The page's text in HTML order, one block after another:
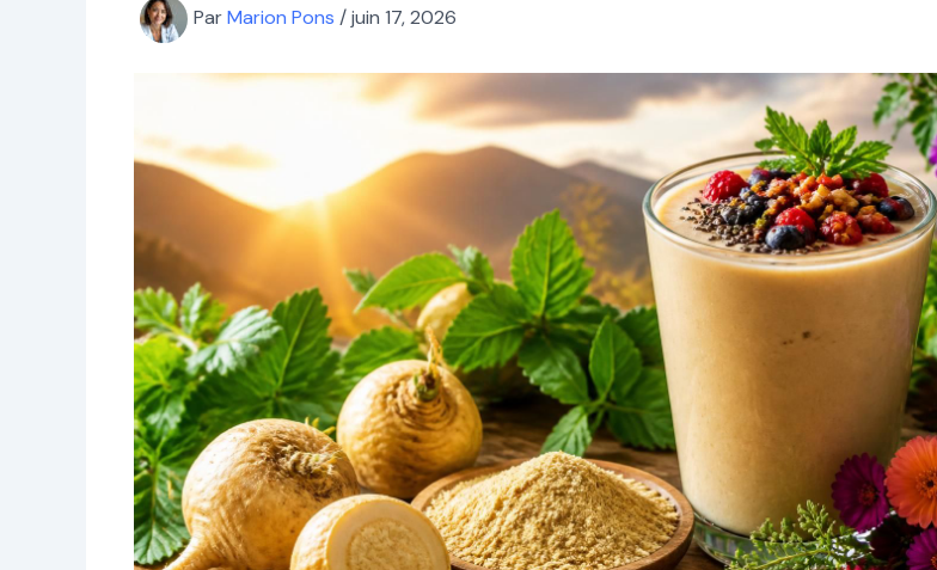
ParMarion Pons /juin 17, 2026